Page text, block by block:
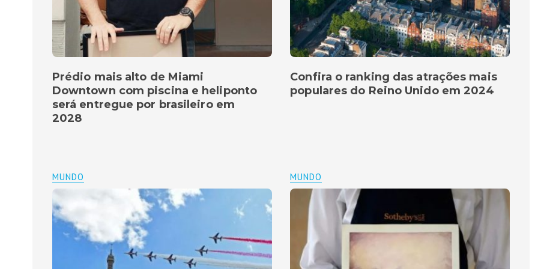
Confira o ranking das atrações mais
populares do Reino Unido em 2024
Prédio mais alto de Miami
Downtown com piscina e heliponto
será entregue por brasileiro em
2028
MUNDO
MUNDO